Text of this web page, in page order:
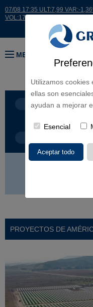
Utilizamos cookies
ellas son
ayudan a mejorar
Esencial
07/08 17:35 ULT:7,99 VAR:-
VOL:17664
MENÚ
LÍNEA DE NEGOCIO
PROYECTOS DE